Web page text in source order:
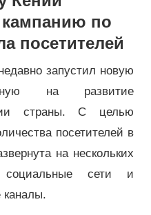
кампанию по
посетителей
запустил новую
на развитие
страны. С целью
посетителей в
на нескольких
социальные сети и
каналы.